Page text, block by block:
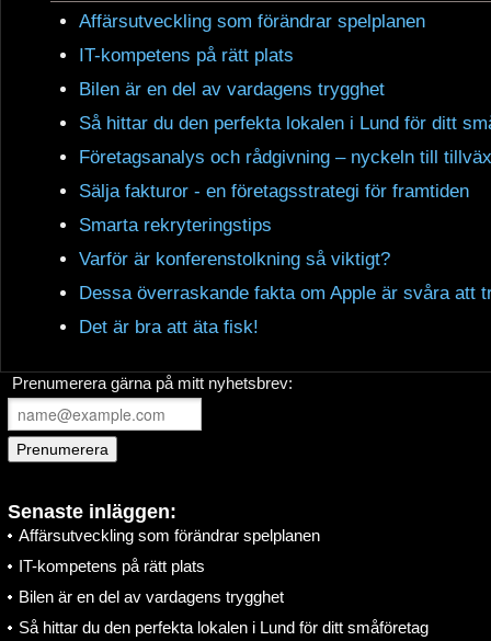
Affärsutveckling som förändrar spelplanen
IT-kompetens på rätt plats
Bilen är en del av vardagens trygghet
Så hittar du den perfekta lokalen i Lund för ditt
Företagsanalys och rådgivning – nyckeln till
Sälja fakturor - en företagsstrategi för framtiden
Smarta rekryteringstips
Varför är konferenstolkning så viktigt?
Dessa överraskande fakta om Apple är svåra att
Det är bra att äta fisk!
Prenumerera gärna på mitt nyhetsbrev:
Senaste inläggen:
Affärsutveckling som förändrar spelplanen
IT-kompetens på rätt plats
Bilen är en del av vardagens trygghet
Så hittar du den perfekta lokalen i Lund för ditt småföretag